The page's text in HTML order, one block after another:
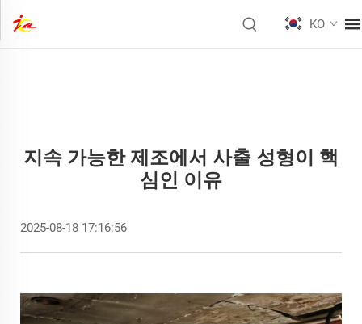
KO
지속 가능한 제조에서 사출 성형이 핵
심인 이유
2025-08-18 17:16:56